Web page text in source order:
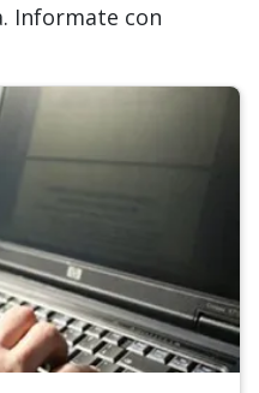
Informate con